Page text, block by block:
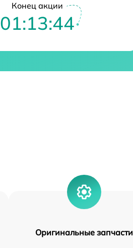
Конец акции
01:13:43
Оригинальные запчасти